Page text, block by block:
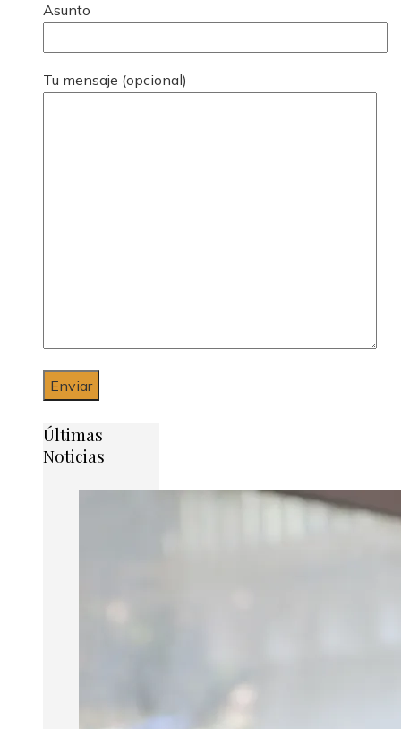
Asunto
Tu mensaje (opcional)
Últimas
Noticias